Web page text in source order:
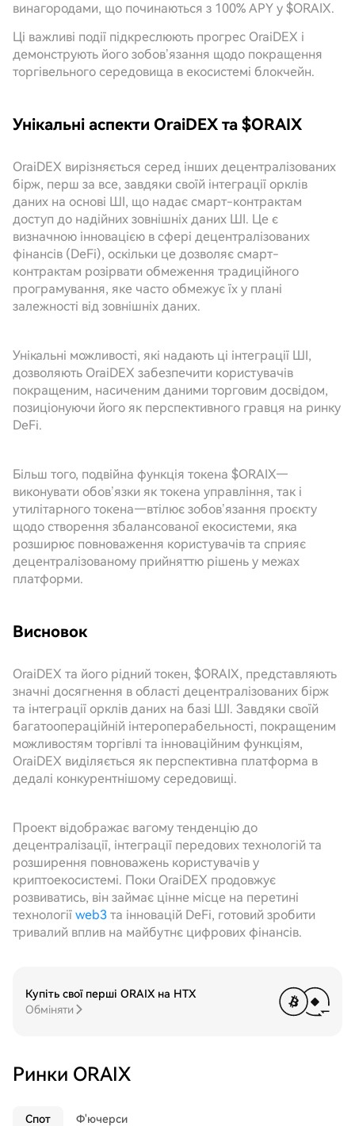
винагородами, що починаються з 100% APY у $ORAIX.
Ці важливі події підкреслюють прогрес OraiDEX і
демонструють його зобов’язання щодо покращення
торгівельного середовища в екосистемі блокчейн.
Унікальні аспекти OraiDEX та $ORAIX
OraiDEX вирізняється серед інших децентралізованих
бірж, перш за все, завдяки своїй інтеграції орклів
даних на основі ШІ, що надає смарт-контрактам
доступ до надійних зовнішніх даних ШІ. Це є
визначною інновацією в сфері децентралізованих
фінансів (DeFi), оскільки це дозволяє смарт-
контрактам розірвати обмеження традиційного
програмування, яке часто обмежує їх у плані
залежності від зовнішніх даних.
Унікальні можливості, які надають ці інтеграції ШІ,
дозволяють OraiDEX забезпечити користувачів
покращеним, насиченим даними торговим досвідом,
позиціонуючи його як перспективного гравця на ринку
DeFi.
Більш того, подвійна функція токена $ORAIX—
виконувати обов’язки як токена управління, так і
утилітарного токена—втілює зобов’язання проєкту
щодо створення збалансованої екосистеми, яка
розширює повноваження користувачів та сприяє
децентралізованому прийняттю рішень у межах
платформи.
Висновок
OraiDEX та його рідний токен, $ORAIX, представляють
значні досягнення в області децентралізованих бірж
та інтеграції орклів даних на базі ШІ. Завдяки своїй
багатоопераційній інтероперабельності, покращеним
можливостям торгівлі та інноваційним функціям,
OraiDEX виділяється як перспективна платформа в
дедалі конкурентнішому середовищі.
Проект відображає вагому тенденцію до
децентралізації, інтеграції передових технологій та
розширення повноважень користувачів у
криптоекосистемі. Поки OraiDEX продовжує
розвиватись, він займає цінне місце на перетині
технології web3 та інновацій DeFi, готовий зробити
тривалий вплив на майбутнє цифрових фінансів.
Купіть свої перші ORAIX на HTX
Обміняти
Ринки ORAIX
Спот Ф'ючерси